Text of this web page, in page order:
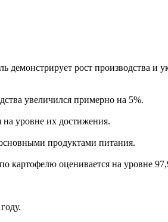
рост производства и
увеличился примерно на 5%.
уровне их достижения.
продуктами питания.
картофелю оценивается на уровне